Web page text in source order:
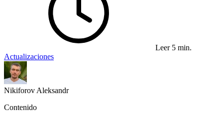
Leer 5 min.
Actualizaciones
Nikiforov Aleksandr
Contenido